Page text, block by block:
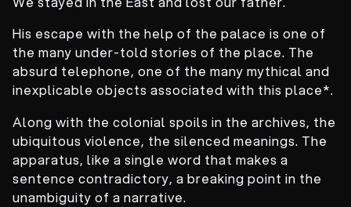
His escape with the help of the palace is one of
the many under-told stories of the place. The
absurd telephone, one of the many mythical and
inexplicable objects associated with this place*.
Along with the colonial spoils in the archives, the
ubiquitous violence, the silenced meanings. The
apparatus, like a single word that makes a
sentence contradictory, a breaking point in the
unambiguity of a narrative.